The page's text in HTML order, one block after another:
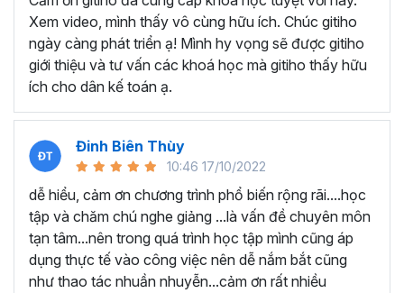
Học nhanh nhưng nhớ lâu bởi luôn có các bài tập
thực hành kèm với lý thuyết.
Các video bài giảng được xây dựng dựa trên các
chủ đề cụ thể, đồng thời chú trọng tối đa đến tính
ứng dụng cao. Đặc biệt, bộ videocác thủ thuật
khác, phù hợp với tất cả mọi đối tượng muốn tỏa
sáng nơi công sở với thủ thuật Excel nâng cao thông
minh và tạo kết quả bất ngờ trong công việc.
Bạn sẽ tự tin xử lý được mọi việc trên các công cụ
Excel một cách chuyên nghiệp giúp đẩy nhân được
tiến độ công việc, nâng cao hiệu suất làm việc lên
tới 5 lần.
Xem video, mình thấy vô cùng hữu ích. Chúc gitiho
ngày càng phát triển ạ! Mình hy vọng sẽ được gitiho
giới thiệu và tư vấn các khoá học mà gitiho thấy hữu
ích cho dân kế toán ạ.
Đinh Biên Thùy
10:46 17/10/2022
dễ hiểu, cảm ơn chương trình phổ biến rộng rãi....học
tập và chăm chú nghe giảng ...là vấn đề chuyên môn
tạn tâm...nên trong quá trình học tập mình cũng áp
dụng thực tế vào công việc nên dễ nắm bắt cũng
như thao tác nhuần nhuyễn...cảm ơn rất nhiều